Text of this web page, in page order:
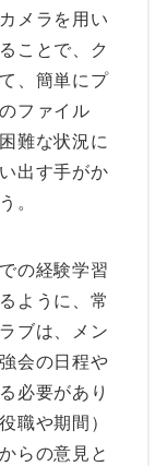
メラを用い
ことで、ク
、簡単にプ
ファイル
難な状況に
出す手がか
。
の経験学習
ように、常
ブは、メン
会の日程や
必要があり
職や期間）
らの意見と